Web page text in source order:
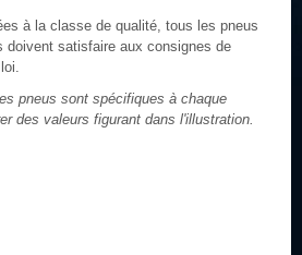
à la classe de qualité, tous les pneus
doivent satisfaire aux consignes de
pneus sont spécifiques à chaque
des valeurs figurant dans l'illustration.